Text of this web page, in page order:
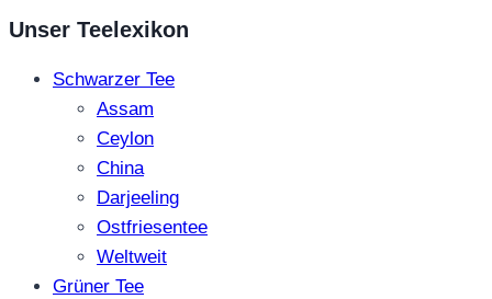
Unser Teelexikon
Schwarzer Tee
Assam
Ceylon
China
Darjeeling
Ostfriesentee
Weltweit
Grüner Tee